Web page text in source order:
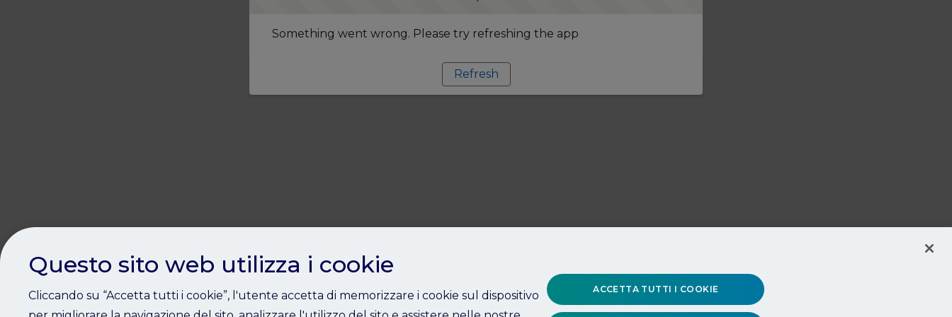
Something went wrong. Please try refreshing the app
Refresh
Questo sito web utilizza i cookie
Cliccando su “Accetta tutti i cookie”, l'utente accetta di memorizzare i cookie sul dispositivo
ACCETTA TUTTI I COOKIE